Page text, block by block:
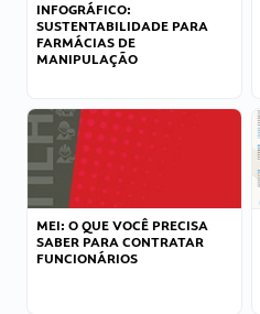
INFOGRÁFICO:
SUSTENTABILIDADE PARA
FARMÁCIAS DE
MANIPULAÇÃO
MEI: O QUE VOCÊ PRECISA
SABER PARA CONTRATAR
FUNCIONÁRIOS